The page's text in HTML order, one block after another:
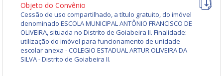
Objeto do Convênio
Cessão de uso compartilhado, a título gratuito, do imóvel
denominado ESCOLA MUNICIPAL ANTÔNIO FRANCISCO DE
OLIVEIRA, situada no Distrito de Goiabeira II. Finalidade:
utilização do imóvel para funcionamento de unidade
escolar anexa - COLEGIO ESTADUAL ARTUR OLIVEIRA DA
SILVA - Distrito de Goiabeira II.